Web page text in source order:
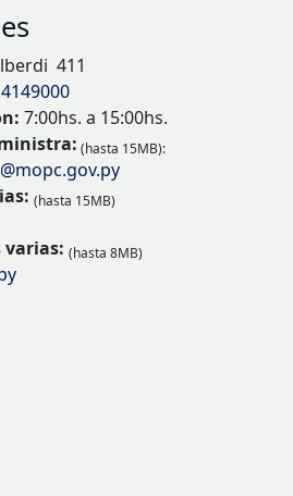
411
7:00hs. a 15:00hs.
(hasta 15MB):
(hasta 15MB)
varias: (hasta 8MB)